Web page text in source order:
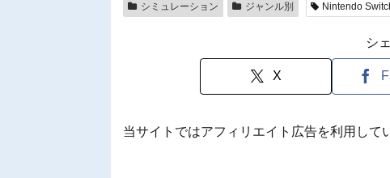
シミュレーション ジャンル別 Nintendo
シ
X
当サイトではアフィリエイト広告を利用して